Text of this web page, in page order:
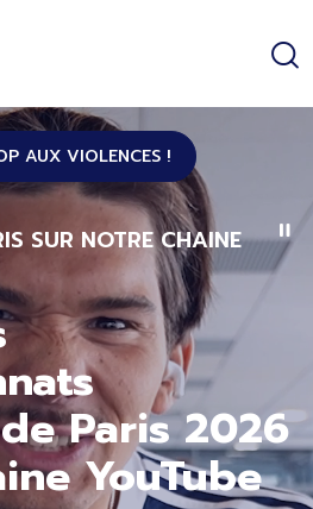
AUX VIOLENCES !
SUR NOTRE CHAINE
Paris 2026
YouTube
cookies